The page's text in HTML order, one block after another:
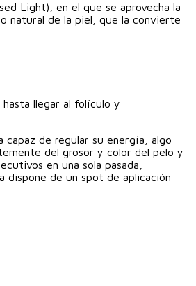
Light), en el que se aprovecha la
natural de la piel, que la convierte
llegar al folículo y
capaz de regular su energía, algo
del grosor y color del pelo y
en una sola pasada,
dispone de un spot de aplicación